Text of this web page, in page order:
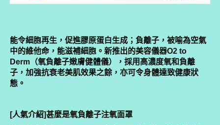
能令細胞再生，促進膠原蛋白生成；負離子，被喻為空氣
中的維他命，能滋補細胞。新推出的美容儀器O2 to
Derm（氧負離子嫩膚健體儀），採用高濃度氧和負離
子，加強抗衰老美肌效果之餘，亦可令身體達致健康狀
態。
[人氣介紹]甚麼是氧負離子注氧面罩